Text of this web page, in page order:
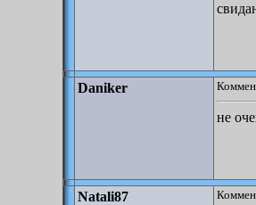
Daniker
не
Natali87